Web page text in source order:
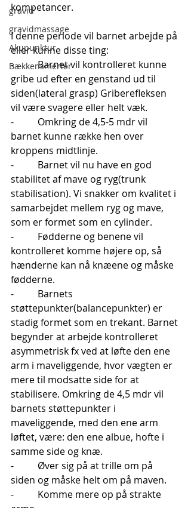
gravid
gravidmassage
Akupunktur
Bækkensmerter
kompetancer.
I denne periode vil barnet arbejde på
eller kunne disse ting:
-          Barnet vil kontrolleret kunne
gribe ud efter en genstand ud til
siden(lateral grasp) Griberefleksen
vil være svagere eller helt væk.
-          Omkring de 4,5-5 mdr vil
barnet kunne række hen over
kroppens midtlinje.
-          Barnet vil nu have en god
stabilitet af mave og ryg(trunk
stabilisation). Vi snakker om kvalitet i
samarbejdet mellem ryg og mave,
som er formet som en cylinder.
-          Fødderne og benene vil
kontrolleret komme højere op, så
hænderne kan nå knæene og måske
fødderne.
-          Barnets
støttepunkter(balancepunkter) er
stadig formet som en trekant. Barnet
begynder at arbejde kontrolleret
asymmetrisk fx ved at løfte den ene
arm i maveliggende, hvor vægten er
mere til modsatte side for at
stabilisere. Omkring de 4,5 mdr vil
barnets støttepunkter i
maveliggende, med den ene arm
løftet, være: den ene albue, hofte i
samme side og knæ.
-          Øver sig på at trille om på
siden og måske helt om på maven.
-          Komme mere op på strakte